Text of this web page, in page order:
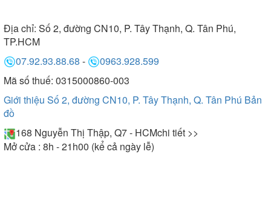
Địa chỉ: Số 2, đường CN10, P. Tây Thạnh, Q. Tân Phú,
TP.HCM
07.92.93.88.68 -
0963.928.599
Mã số thuế: 0315000860-003
Giới thiệu Số 2, đường CN10, P. Tây Thạnh, Q. Tân Phú Bản
đồ
168 Nguyễn Thị Thập, Q7 - HCMchi tiết >>
Mở cửa : 8h - 21h00 (kể cả ngày lễ)